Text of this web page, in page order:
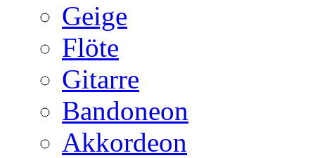
Geige
Flöte
Gitarre
Bandoneon
Akkordeon